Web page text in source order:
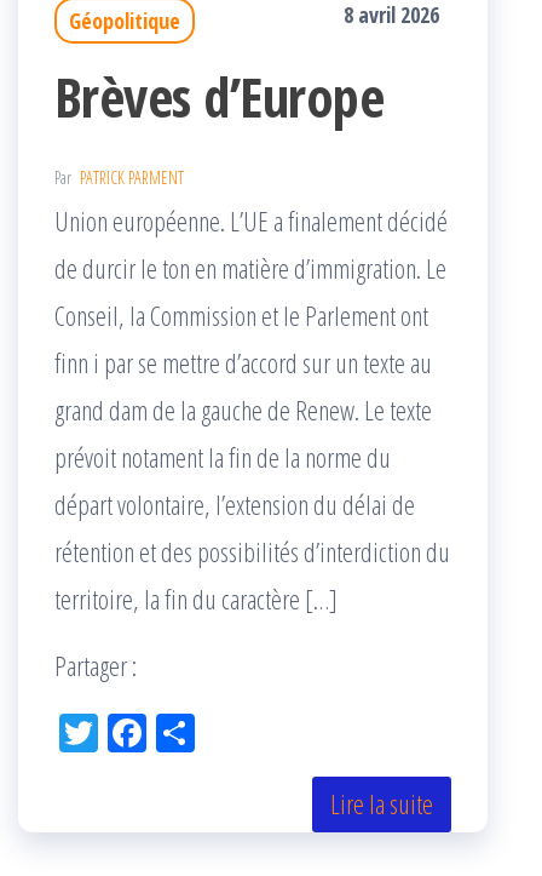
Géopolitique 8 avril 2026
Brèves d’Europe
Par PATRICK PARMENT
Union européenne. L’UE a finalement décidé
de durcir le ton en matière d’immigration. Le
Conseil, la Commission et le Parlement ont
finn i par se mettre d’accord sur un texte au
grand dam de la gauche de Renew. Le texte
prévoit notament la fin de la norme du
départ volontaire, l’extension du délai de
rétention et des possibilités d’interdiction du
territoire, la fin du caractère […]
Partager :
Tw Fac
k r
Lire la suite